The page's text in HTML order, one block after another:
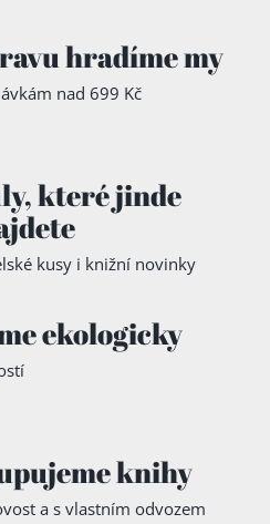
hradíme my
nad 699 Kč
které jinde
kusy i knižní novinky
ekologicky
knihy
a s vlastním odvozem